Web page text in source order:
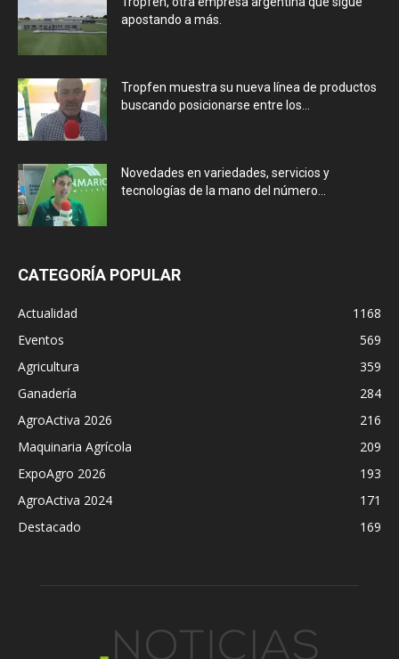
apostando a más.
Tropfen muestra su nueva línea de productos
buscando posicionarse entre los...
Novedades en variedades, servicios y
tecnologías de la mano del número...
CATEGORÍA POPULAR
Actualidad
1168
Eventos
569
Agricultura
359
Ganadería
284
AgroActiva 2026
216
Maquinaria Agrícola
209
ExpoAgro 2026
193
AgroActiva 2024
171
Destacado
169